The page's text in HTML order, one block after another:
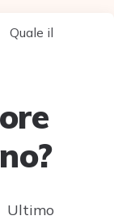
Quale il
Ultimo